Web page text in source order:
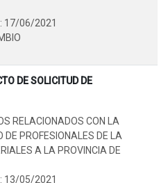
17/06/2021
DE SOLICITUD DE
RELACIONADOS CON LA
DE PROFESIONALES DE LA
A LA PROVINCIA DE
13/05/2021